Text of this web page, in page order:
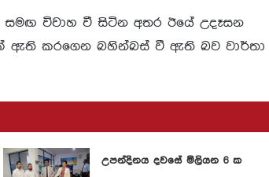
සමඟ විවාහ වී සිටින අතර ඊයේ උදෑසන
ඇති කරගෙන බහින්බස් වී ඇති බව වාර්තා
උපන්දිනය දවසේ මිලියන 6 ක